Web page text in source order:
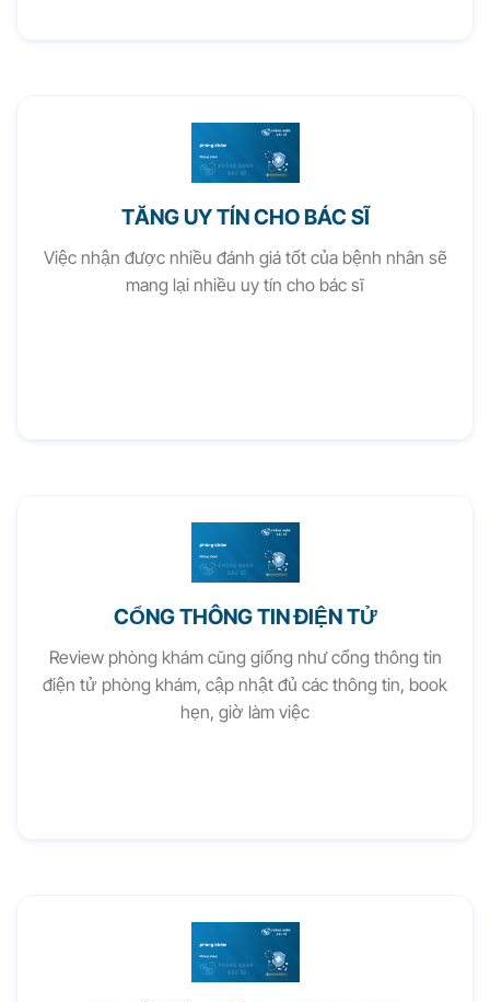
TĂNG UY TÍN CHO BÁC SĨ
Việc nhận được nhiều đánh giá tốt của bệnh nhân sẽ
mang lại nhiều uy tín cho bác sĩ
CỔNG THÔNG TIN ĐIỆN TỬ
Review phòng khám cũng giống như cổng thông tin
điện tử phòng khám, cập nhật đủ các thông tin, book
hẹn, giờ làm việc